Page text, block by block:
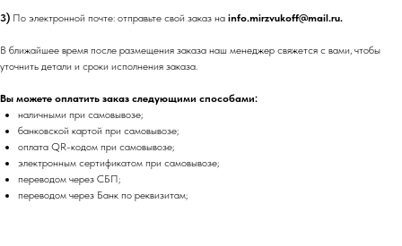
3) По электронной почте: отправьте свой заказ на info.mirzvukoff@mail.ru.
В ближайшее время после размещения заказа наш менеджер свяжется с вами, чтобы
уточнить детали и сроки исполнения заказа.
Вы можете оплатить заказ следующими способами:
наличными при самовывозе;
банковской картой при самовывозе;
оплата QR-кодом при самовывозе;
электронным сертификатом при самовывозе;
переводом через СБП;
переводом через Банк по реквизитам;